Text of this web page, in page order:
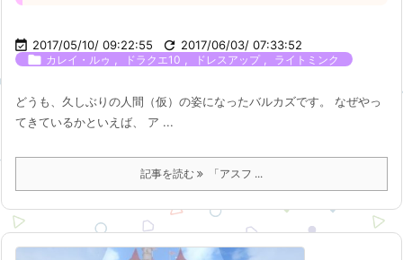
 2017/05/10/ 09:22:55  2017/06/03/ 07:33:52
 カレイ・ルゥ , ドラクエ10 , ドレスアップ , ライトミンク
どうも、久しぶりの人間（仮）の姿になったバルカズです。 なぜやっ
てきているかといえば、 ア ...
記事を読む 「アスフ ...